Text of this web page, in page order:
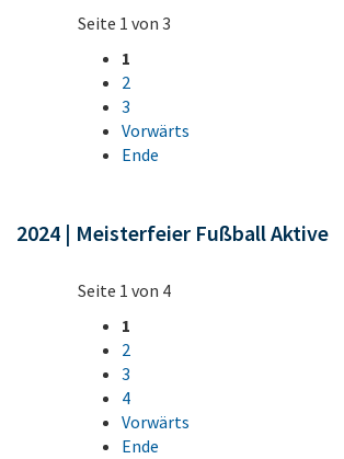
Seite 1 von 3
1
2
3
Vorwärts
Ende
2024 | Meisterfeier Fußball Aktive
Seite 1 von 4
1
2
3
4
Vorwärts
Ende